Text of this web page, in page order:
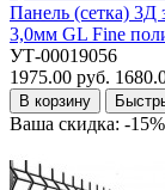
Панель (сетка) 3Д
3,0мм GL Fine
УТ-00019056
1975.00 руб.
В корзину
Ваша скидка: -15%